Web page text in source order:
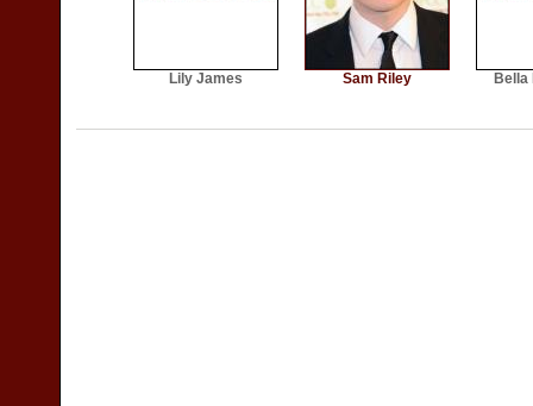
Lily James Sam Riley Bella